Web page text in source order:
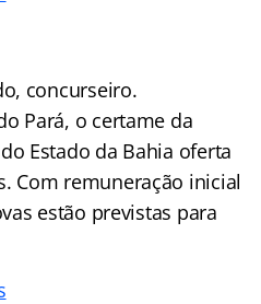
concurseiro.
Pará, o certame da
Estado da Bahia oferta
Com remuneração inicial
estão previstas para